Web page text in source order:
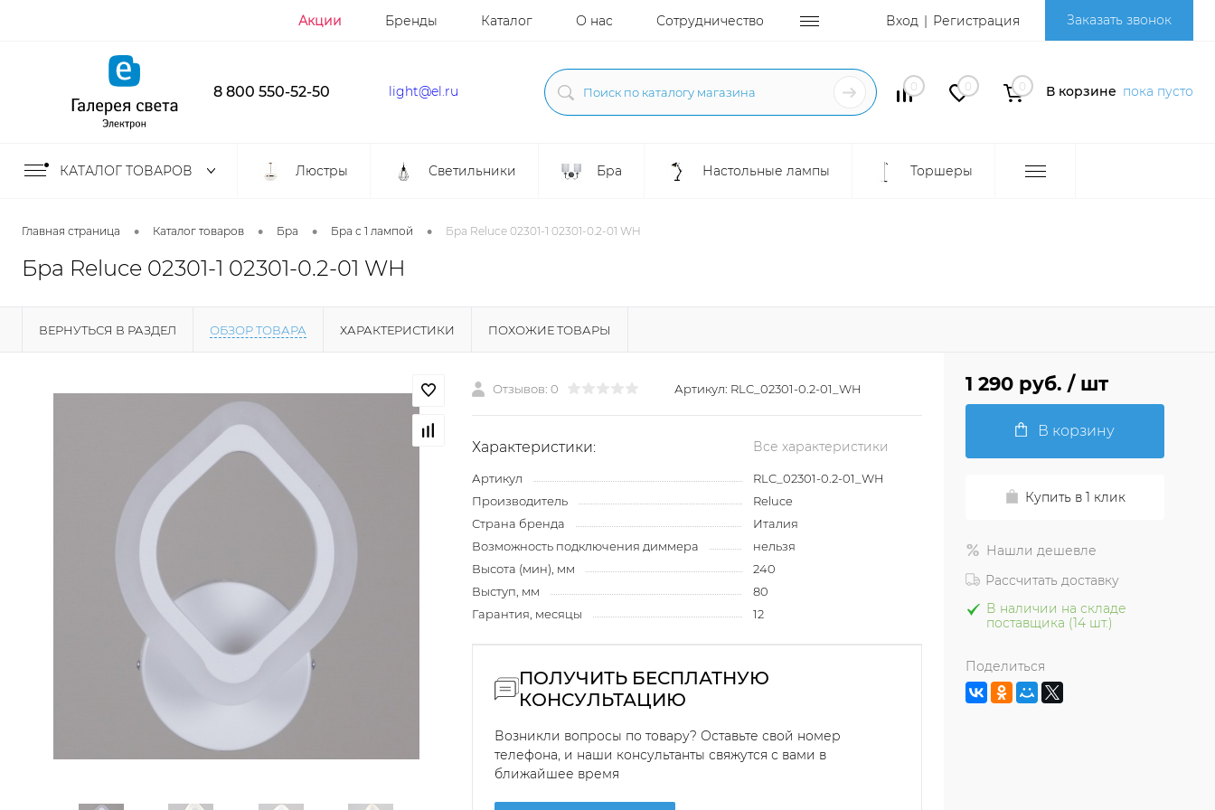
Акции Бренды Каталог О нас Сотрудничество Вход Регистрация Заказать звонок
8 800 550-52-50 light@el.ru 0 0 0 В корзине пока пусто
КАТАЛОГ ТОВАРОВ Люстры Светильники Бра Настольные лампы Торшеры
Главная страница • Каталог товаров • Бра • Бра с 1 лампой • Бра Reluce 02301-1 02301-0.2-01 WH
Бра Reluce 02301-1 02301-0.2-01 WH
ВЕРНУТЬСЯ В РАЗДЕЛ ОБЗОР ТОВАРА ХАРАКТЕРИСТИКИ ПОХОЖИЕ ТОВАРЫ
Отзывов: 0 Артикул: RLC_02301-0.2-01_WH
Характеристики: Все характеристики
Артикул
RLC_02301-0.2-01_WH
Производитель
Reluce
Страна бренда
Италия
Возможность подключения диммера
нельзя
Высота (мин), мм
240
Выступ, мм
80
Гарантия, месяцы
12
ПОЛУЧИТЬ БЕСПЛАТНУЮ
КОНСУЛЬТАЦИЮ
Возникли вопросы по товару? Оставьте свой номер
телефона, и наши консультанты свяжутся с вами в
ближайшее время
1 290 руб. / шт
В корзину
Купить в 1 клик
Нашли дешевле
Рассчитать доставку
В наличии на складе
поставщика (14 шт.)
Поделиться